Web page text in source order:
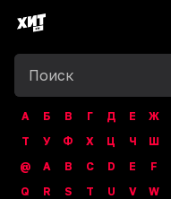
А Б В Г Д Е Ж
Т
У Ф Х Ц Ч Ш
@
A B C D E F
Q
R S T U V W